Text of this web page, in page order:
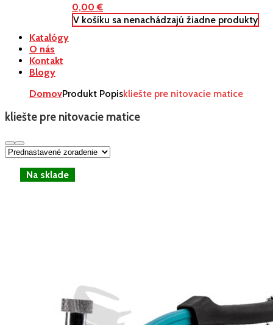
0,00€
V košíku sa nenachádzajú žiadne produkty
Katalógy
O nás
Kontakt
Blogy
DomovProdukt Popiskliešte pre nitovacie matice
kliešte pre nitovacie matice
-25%